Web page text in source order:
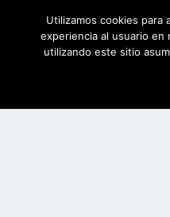
Utilizamos cookies para
experiencia al usuario
utilizando este sitio